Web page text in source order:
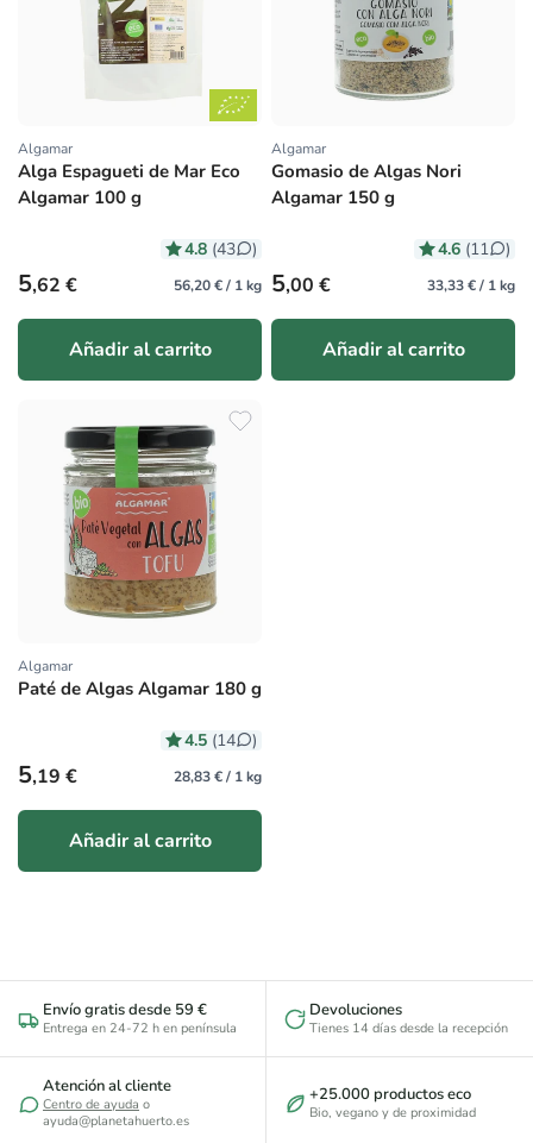
Proveedor:
Algamar
Alga Espagueti de Mar Eco
Algamar 100 g
4.8 (43 )
Precio habitual
5,62 € 56,20 € / 1 kg
Añadir al carrito
Proveedor:
Algamar
Gomasio de Algas Nori
Algamar 150 g
4.6 (11 )
Precio habitual
5,00 € 33,33 € / 1 kg
Añadir al carrito
Proveedor:
Algamar
Paté de Algas Algamar 180 g
4.5 (14 )
Precio habitual
5,19 € 28,83 € / 1 kg
Añadir al carrito
Envío gratis desde 59 €
Entrega en 24-72 h en península
Devoluciones
Tienes 14 días desde la recepción
Atención al cliente
Centro de ayuda o
ayuda@planetahuerto.es
+25.000 productos eco
Bio, vegano y de proximidad